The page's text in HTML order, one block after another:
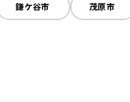
鎌ケ谷市 茂原市